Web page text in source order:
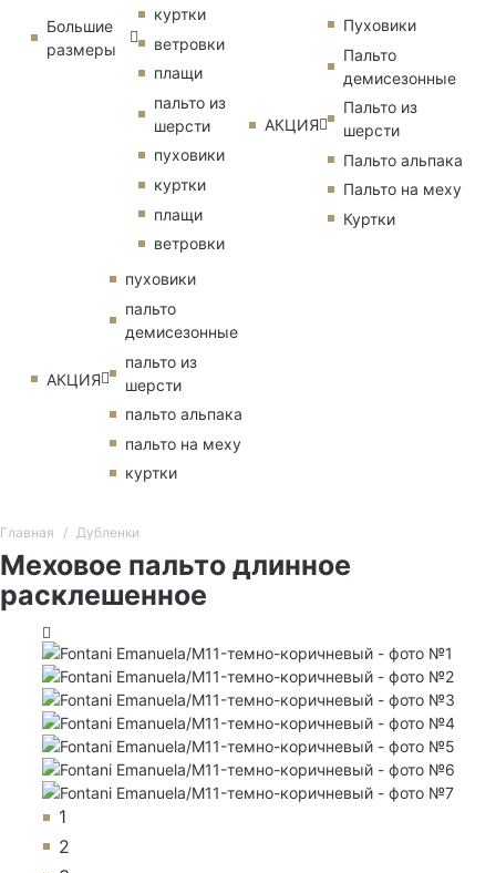
Большие
размеры
куртки
ветровки
плащи
пальто из
шерсти
пуховики
куртки
плащи
ветровки
АКЦИЯ
пуховики
пальто
демисезонные
пальто из
шерсти
пальто альпака
пальто на меху
куртки
АКЦИЯ
Пуховики
Пальто
демисезонные
Пальто из
шерсти
Пальто альпака
Пальто на меху
Куртки
Главная Дубленки
Меховое пальто длинное
расклешенное
1
2